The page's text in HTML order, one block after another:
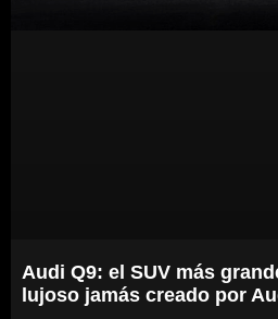
Audi Q9: el SUV más
lujoso jamás creado por